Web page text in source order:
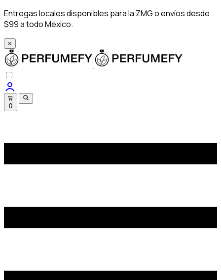
Entregas locales disponibles para la ZMG o envíos desde
$99 a todo México.
×
0